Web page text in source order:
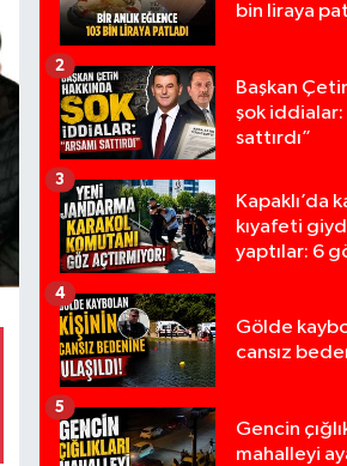
bin liraya
Başkan
şok iddialar:
sattırdı”
2
Kapaklı’da
kıyafeti
yaptılar: 6
3
Gölde
cansız
4
Gencin
mahalleyi
5